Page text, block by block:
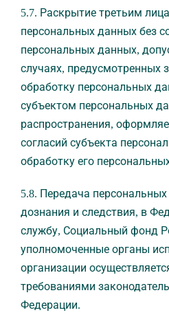
5.7. Раскрытие третьим
персональных данных без
персональных данных,
случаях, предусмотренных
обработку персональных
субъектом персональных
распространения,
согласий субъекта
обработку его
5.8. Передача
дознания и следствия, в
службу, Социальный фонд
уполномоченные органы
организации
требованиями
Федерации.